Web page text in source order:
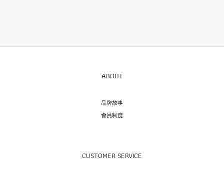
ABOUT
品牌故事
會員制度
CUSTOMER SERVICE